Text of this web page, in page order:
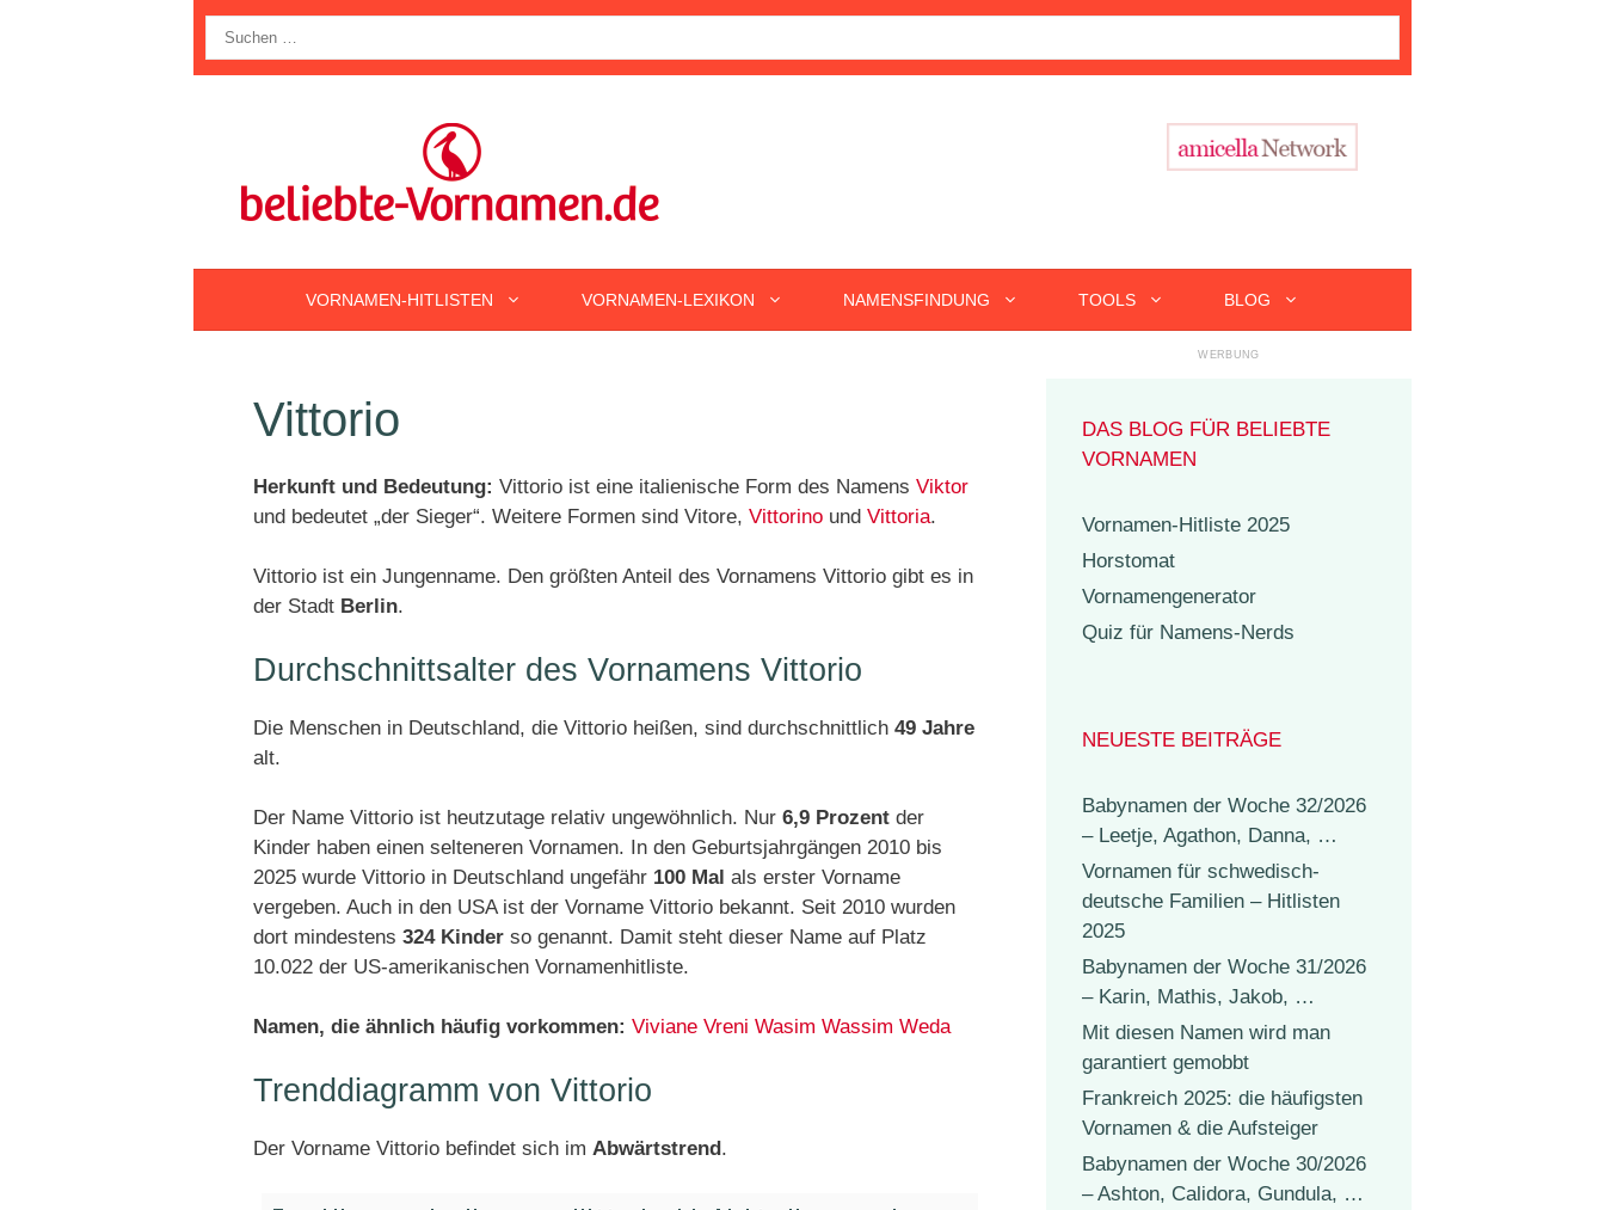
nach:
VORNAMEN-HITLISTEN VORNAMEN-LEXIKON NAMENSFINDUNG TOOLS BLOG
Vittorio
Herkunft und Bedeutung: Vittorio ist eine italienische Form des Namens Viktor
und bedeutet „der Sieger“. Weitere Formen sind Vitore, Vittorino und Vittoria.
Vittorio ist ein Jungenname. Den größten Anteil des Vornamens Vittorio gibt es in
der Stadt Berlin.
Durchschnittsalter des Vornamens Vittorio
Die Menschen in Deutschland, die Vittorio heißen, sind durchschnittlich 49 Jahre
alt.
Der Name Vittorio ist heutzutage relativ ungewöhnlich. Nur 6,9 Prozent der
Kinder haben einen selteneren Vornamen. In den Geburtsjahrgängen 2010 bis
2025 wurde Vittorio in Deutschland ungefähr 100 Mal als erster Vorname
vergeben. Auch in den USA ist der Vorname Vittorio bekannt. Seit 2010 wurden
dort mindestens 324 Kinder so genannt. Damit steht dieser Name auf Platz
10.022 der US-amerikanischen Vornamenhitliste.
Namen, die ähnlich häufig vorkommen: Viviane Vreni Wasim Wassim Weda
Trenddiagramm von Vittorio
Der Vorname Vittorio befindet sich im Abwärtstrend.
DAS BLOG FÜR BELIEBTE
VORNAMEN
Vornamen-Hitliste 2025
Horstomat
Vornamengenerator
Quiz für Namens-Nerds
NEUESTE BEITRÄGE
Babynamen der Woche 32/2026
– Leetje, Agathon, Danna, …
Vornamen für schwedisch-
deutsche Familien – Hitlisten
2025
Babynamen der Woche 31/2026
– Karin, Mathis, Jakob, …
Mit diesen Namen wird man
garantiert gemobbt
Frankreich 2025: die häufigsten
Vornamen & die Aufsteiger
Babynamen der Woche 30/2026
– Ashton, Calidora, Gundula, …